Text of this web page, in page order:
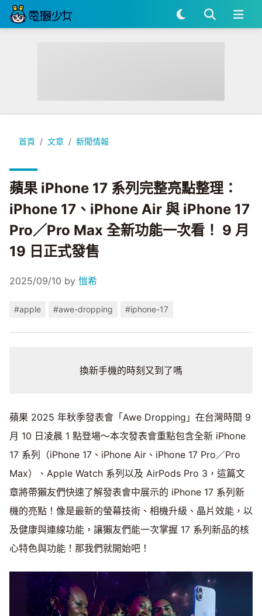
首頁 文章 新聞情報
蘋果 iPhone 17 系列完整亮點整理：iPhone 17、iPhone Air
蘋果 iPhone 17 系列完整亮點整理：
iPhone 17、iPhone Air 與 iPhone 17
Pro／Pro Max 全新功能一次看！ 9 月
19 日正式發售
2025/09/10 by 愷希
#apple #awe-dropping #iphone-17
換新手機的時刻又到了嗎
蘋果 2025 年秋季發表會「Awe Dropping」在台灣時間 9
月 10 日凌晨 1 點登場～本次發表會重點包含全新 iPhone
17 系列（iPhone 17、iPhone Air、iPhone 17 Pro／Pro
Max）、Apple Watch 系列以及 AirPods Pro 3，這篇文
章將帶獺友們快速了解發表會中展示的 iPhone 17 系列新
機的亮點！像是最新的螢幕技術、相機升級、晶片效能，以
及健康與連線功能，讓獺友們能一次掌握 17 系列新品的核
心特色與功能！那我們就開始吧！